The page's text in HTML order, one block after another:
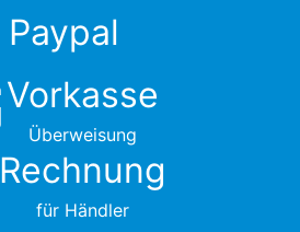
Paypal
Vorkasse
Überweisung
Rechnung
für Händler